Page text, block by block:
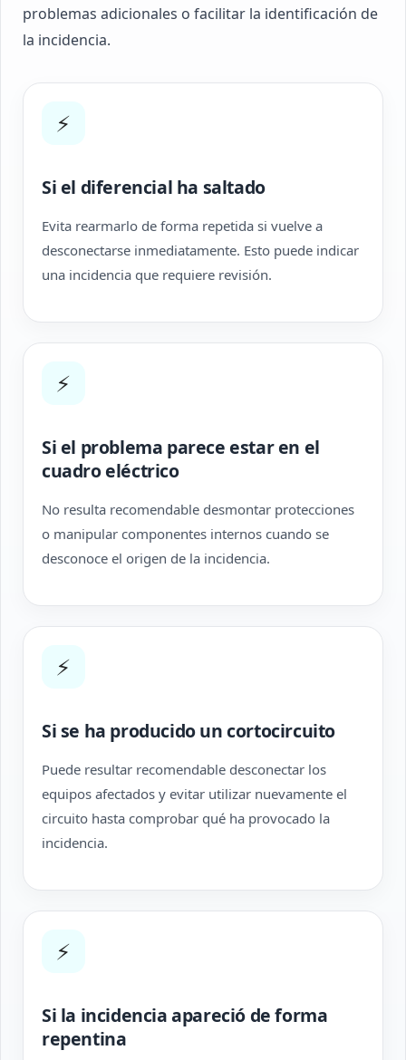
problemas adicionales o facilitar la identificación de
la incidencia.
⚡
Si el diferencial ha saltado
Evita rearmarlo de forma repetida si vuelve a
desconectarse inmediatamente. Esto puede indicar
una incidencia que requiere revisión.
⚡
Si el problema parece estar en el
cuadro eléctrico
No resulta recomendable desmontar protecciones
o manipular componentes internos cuando se
desconoce el origen de la incidencia.
⚡
Si se ha producido un cortocircuito
Puede resultar recomendable desconectar los
equipos afectados y evitar utilizar nuevamente el
circuito hasta comprobar qué ha provocado la
incidencia.
⚡
Si la incidencia apareció de forma
repentina